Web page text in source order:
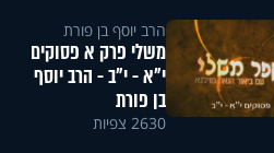
הרב יוסף בן פורת
משלי פרק א פסוקים
י"א - י"ב - הרב יוסף
בן פורת
2630 צפיות